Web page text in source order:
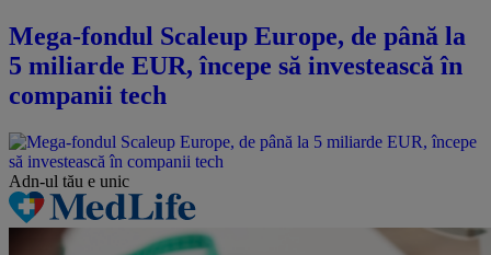
Mega-fondul Scaleup Europe, de până la
5 miliarde EUR, începe să investească în
companii tech
Adn-ul tău e unic